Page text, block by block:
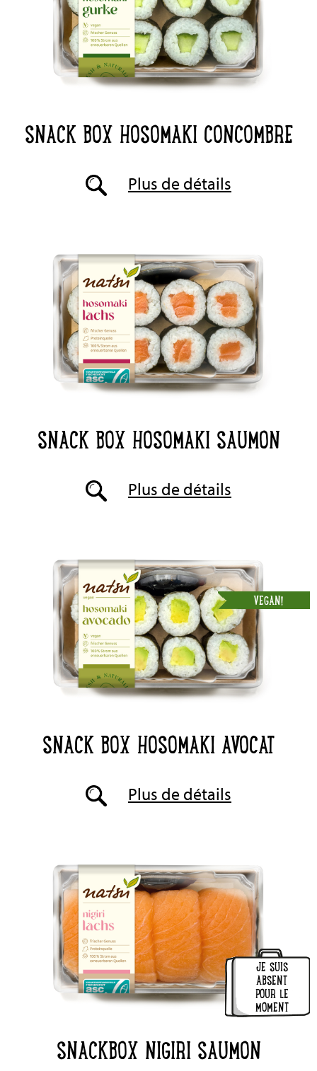
SNACK BOX HOSOMAKI CONCOMBRE
Plus de détails
SNACK BOX HOSOMAKI SAUMON
Plus de détails
VEGAN!
SNACK BOX HOSOMAKI AVOCAT
Plus de détails
JE SUIS
ABSENT
POUR LE
MOMENT
SNACKBOX NIGIRI SAUMON